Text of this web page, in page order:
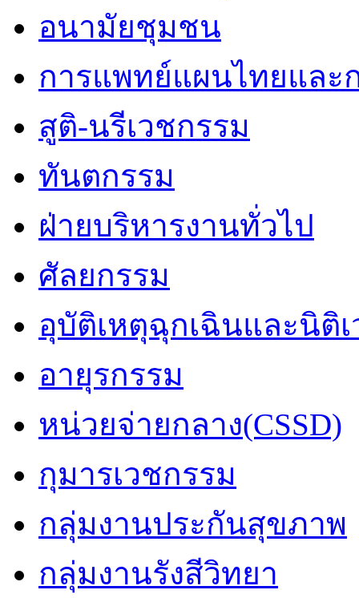
อนามัยชุมชน
การแพทย์แผนไทยและ
สูติ-นรีเวชกรรม
ทันตกรรม
ฝ่ายบริหารงานทั่วไป
ศัลยกรรม
อุบัติเหตุฉุกเฉินและนิติ
อายุรกรรม
หน่วยจ่ายกลาง(CSSD)
กุมารเวชกรรม
กลุ่มงานประกันสุขภาพ
กลุ่มงานรังสีวิทยา